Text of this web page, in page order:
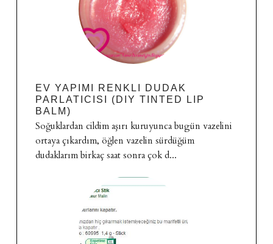
EV YAPIMI RENKLI DUDAK
PARLATICISI (DIY TINTED LIP
BALM)
Soğuklardan cildim aşırı kuruyunca bugün vazelini
ortaya çıkardım, öğlen vazelin sürdüğüm
dudaklarım birkaç saat sonra çok d...